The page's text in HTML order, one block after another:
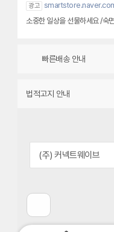
광고
소중한 일상을 선물하세요 /숙
빠른배송 안내
법적고지 안내
전
페
(주) 커넥트웨이브